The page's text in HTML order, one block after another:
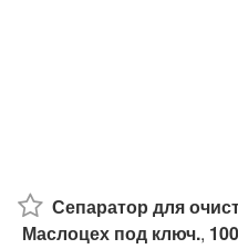
Сепаратор для
Маслоцех под ключ.,